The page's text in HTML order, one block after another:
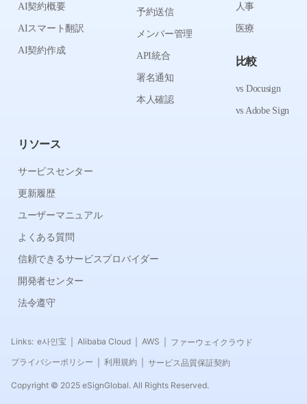
AI契約概要
AIスマート翻訳
AI契約作成
予約送信
メンバー管理
API統合
署名通知
本人確認
人事
医療
比較
vs Docusign
vs Adobe Sign
リソース
サービスセンター
更新履歴
ユーザーマニュアル
よくある質問
信頼できるサービスプロバイダー
開発者センター
法令遵守
Links: e사인宝 Alibaba Cloud AWS
ファーウェイクラウド
プライバシーポリシー
利用規約 サービス品質保証契約
Copyright © 2025 eSignGlobal. All Rights Reserved.